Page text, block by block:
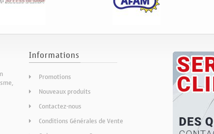
Informations
Promotions
Nouveaux produits
Contactez-nous
Conditions Générales de Vente